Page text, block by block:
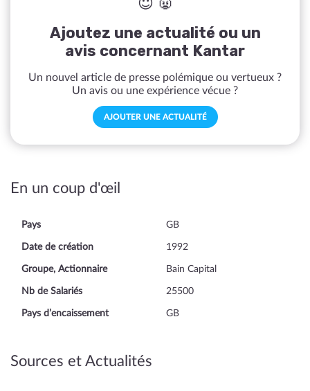
😇 👿
Ajoutez une actualité ou un
avis concernant Kantar
Un nouvel article de presse polémique ou vertueux ?
Un avis ou une expérience vécue ?
AJOUTER UNE ACTUALITÉ
En un coup d'œil
Pays GB
Date de création 1992
Groupe, Actionnaire Bain Capital
Nb de Salariés 25500
Pays d’encaissement GB
Sources et Actualités